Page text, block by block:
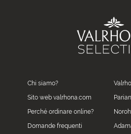
Chi siamo?
Sito web valrhona.com
Perché ordinare online?
Domande frequenti